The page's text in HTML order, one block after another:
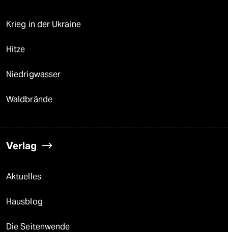
Krieg in der Ukraine
Hitze
Niedrigwasser
Waldbrände
Verlag
Aktuelles
Hausblog
Die Seitenwende